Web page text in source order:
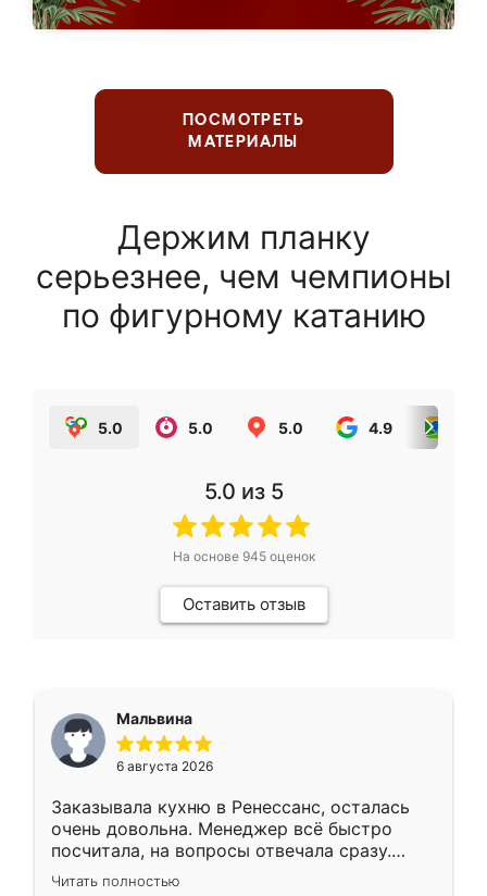
ПОСМОТРЕТЬ
МАТЕРИАЛЫ
Держим планку
серьезнее, чем чемпионы
по фигурному катанию
5.0 5.0 5.0 4.9
5.0 из 5
На основе 945оценок
Оставить отзыв
Мальвина
6 августа 2026
Заказывала кухню в Ренессанс, осталась
очень довольна. Менеджер всё быстро
посчитала, на вопросы отвечала сразу.
Замерщик приехал в субботу, подошёл к
Читать полностью